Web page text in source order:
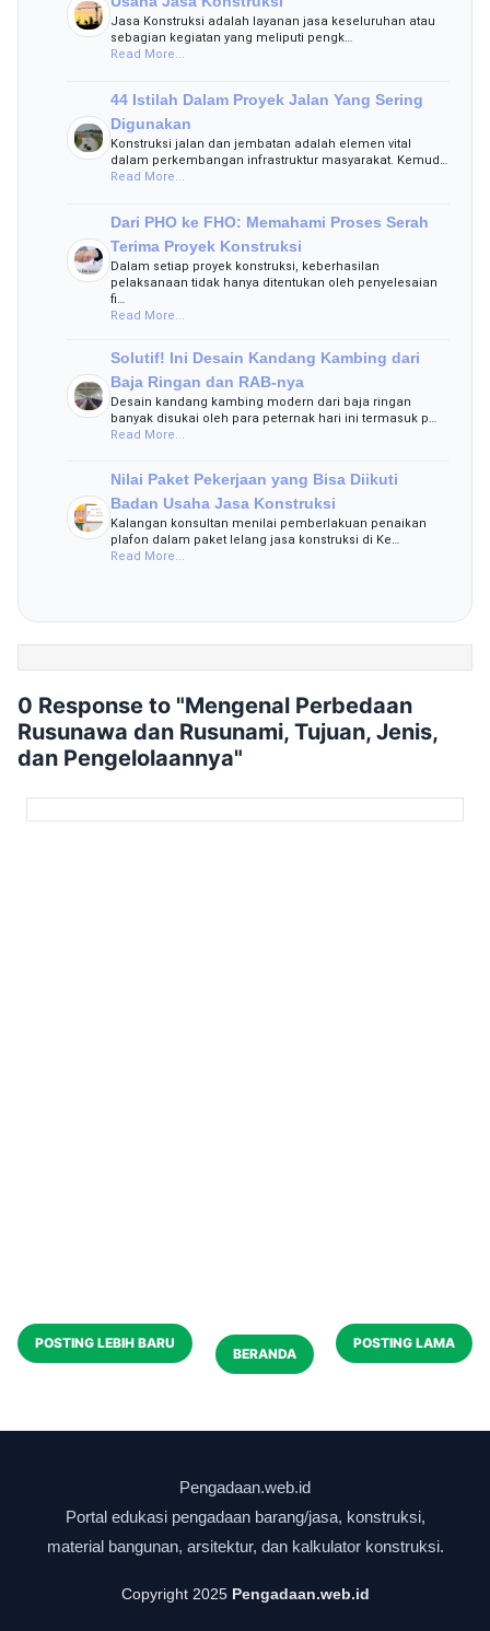
Jasa Konstruksi adalah layanan jasa keseluruhan atau
sebagian kegiatan yang meliputi pengk…
Read More...
44 Istilah Dalam Proyek Jalan Yang Sering
Digunakan
Konstruksi jalan dan jembatan adalah elemen vital
dalam perkembangan infrastruktur masyarakat. Kemud…
Read More...
Dari PHO ke FHO: Memahami Proses Serah
Terima Proyek Konstruksi
Dalam setiap proyek konstruksi, keberhasilan
pelaksanaan tidak hanya ditentukan oleh penyelesaian
fi…
Read More...
Solutif! Ini Desain Kandang Kambing dari
Baja Ringan dan RAB-nya
Desain kandang kambing modern dari baja ringan
banyak disukai oleh para peternak hari ini termasuk p…
Read More...
Nilai Paket Pekerjaan yang Bisa Diikuti
Badan Usaha Jasa Konstruksi
Kalangan konsultan menilai pemberlakuan penaikan
plafon dalam paket lelang jasa konstruksi di Ke…
Read More...
0 Response to "Mengenal Perbedaan
Rusunawa dan Rusunami, Tujuan, Jenis,
dan Pengelolaannya"
POSTING LEBIH BARU POSTING LAMA
BERANDA
Copyright 2025 Pengadaan.web.id